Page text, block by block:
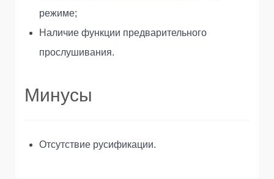
режиме;
Наличие функции предварительного
прослушивания.
Минусы
Отсутствие русификации.